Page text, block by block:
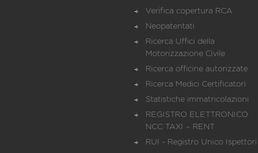
Verifica copertura RCA
Neopatentati
Ricerca Uffici della
Motorizzazione Civile
Ricerca officine autorizzate
Ricerca Medici Certificatori
Statistiche immatricolazioni
REGISTRO ELETTRONICO
NCC TAXI – RENT
RUI - Registro Unico Ispettori